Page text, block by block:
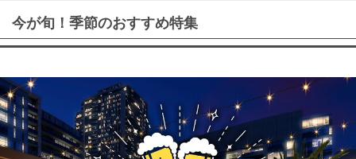
今が旬！季節のおすすめ特集